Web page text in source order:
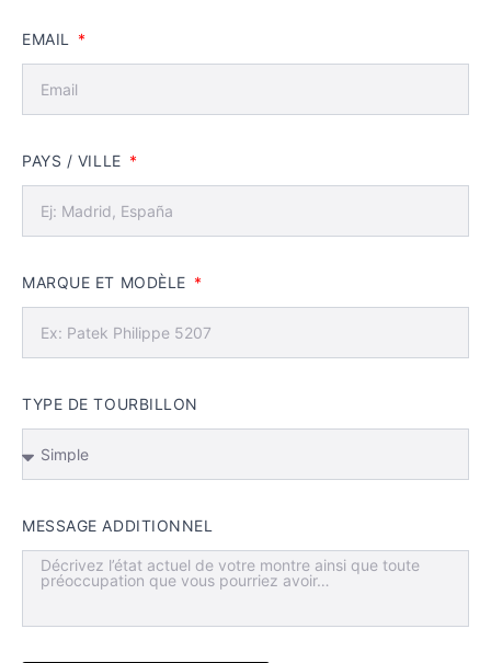
EMAIL
PAYS / VILLE
MARQUE ET MODÈLE
TYPE DE TOURBILLON
MESSAGE ADDITIONNEL